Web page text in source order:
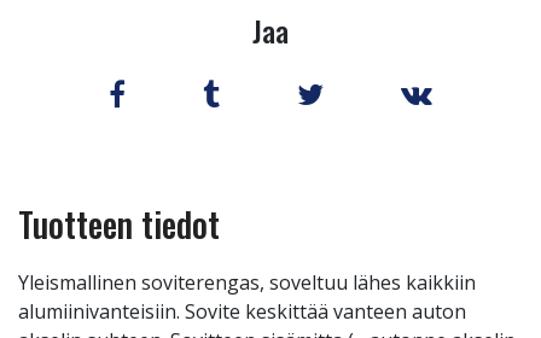
Jaa
Tuotteen tiedot
Yleismallinen soviterengas, soveltuu lähes kaikkiin
alumiinivanteisiin. Sovite keskittää vanteen auton